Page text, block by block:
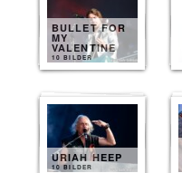
BULLET FOR
MY
VALENTINE
10 BILDER
URIAH HEEP
10 BILDER